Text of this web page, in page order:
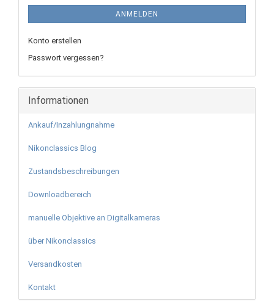
ANMELDEN
Konto erstellen
Passwort vergessen?
Informationen
Ankauf/Inzahlungnahme
Nikonclassics Blog
Zustandsbeschreibungen
Downloadbereich
manuelle Objektive an Digitalkameras
über Nikonclassics
Versandkosten
Kontakt